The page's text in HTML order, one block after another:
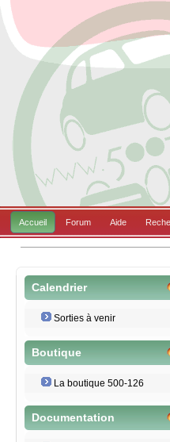
Accueil Forum Aide
Calendrier
Sorties à venir
Boutique
La boutique 500-126
Documentation